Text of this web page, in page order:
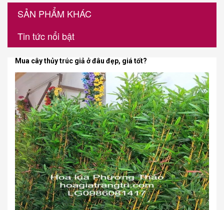
SẢN PHẨM KHÁC
Tin tức nổi bật
Mua cây thủy trúc giả ở đâu đẹp, giá tốt?